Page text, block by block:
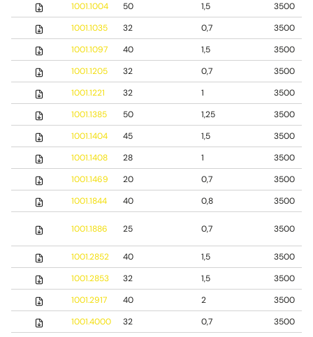
1001.1004
50 1,5
3500
1001.1035
32 0,7
3500
1001.1097
40 1,5
3500
1001.1205
32 0,7
3500
1001.1221
32 1
3500
1001.1385
50 1,25
3500
1001.1404
45 1,5
3500
1001.1408
28 1
3500
1001.1469
20 0,7
3500
1001.1844
40 0,8 3500
1001.1886 25 0,7 3500
1001.2852 40 1,5
3500
1001.2853
32 1,5
3500
1001.2917
40 2
3500
1001.4000
32 0,7
3500